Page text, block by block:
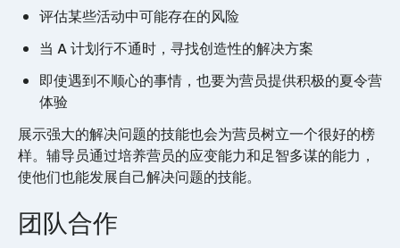
评估某些活动中可能存在的风险
当 A 计划行不通时，寻找创造性的解决方案
即使遇到不顺心的事情，也要为营员提供积极的夏令营
体验
展示强大的解决问题的技能也会为营员树立一个很好的榜
样。辅导员通过培养营员的应变能力和足智多谋的能力，
使他们也能发展自己解决问题的技能。
团队合作